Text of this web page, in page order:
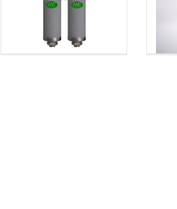
微过滤元件